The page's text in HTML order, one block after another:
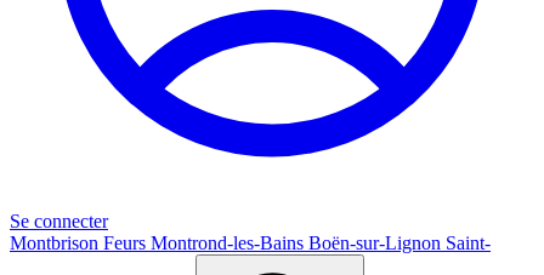
Se connecter
Montbrison Feurs Montrond-les-Bains Boën-sur-Lignon Saint-